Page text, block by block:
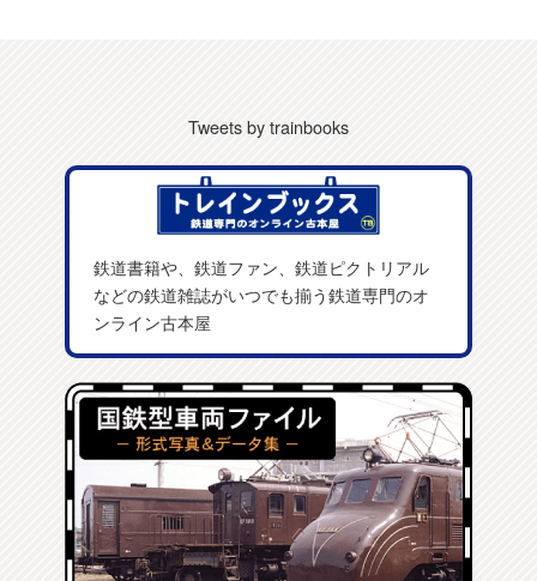
Tweets by trainbooks
鉄道書籍や、鉄道ファン、鉄道ピクトリアル
などの鉄道雑誌がいつでも揃う鉄道専門のオ
ンライン古本屋